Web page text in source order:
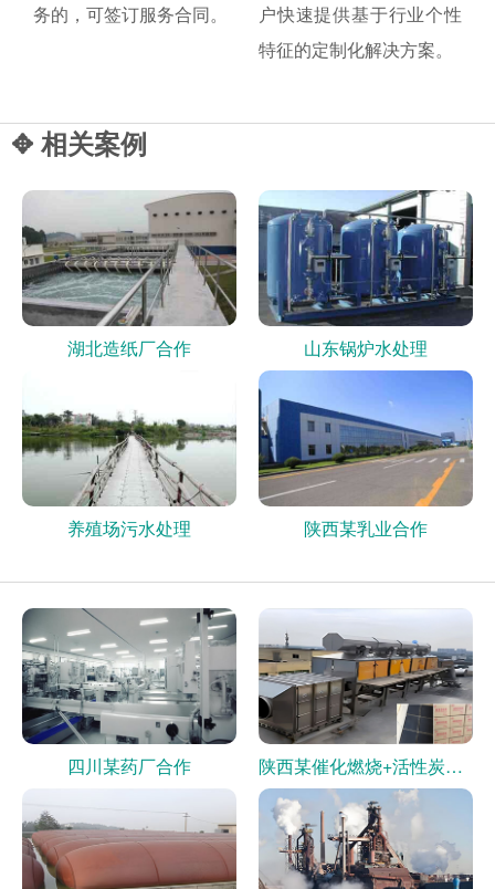
务的，可签订服务合同。
户快速提供基于行业个性
特征的定制化解决方案。
✥ 相关案例
湖北造纸厂合作 山东锅炉水处理
养殖场污水处理 陕西某乳业合作
四川某药厂合作 陕西某催化燃烧+活性炭现场